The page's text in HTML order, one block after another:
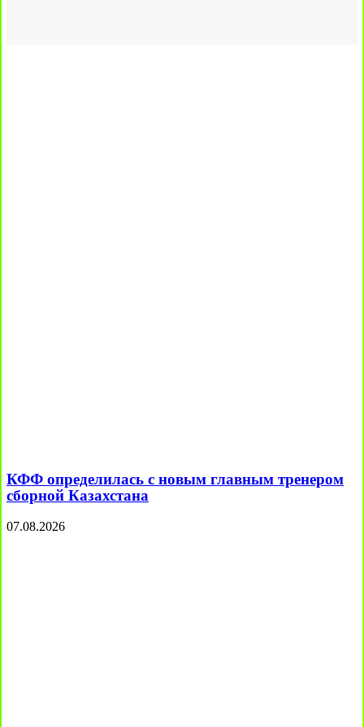
КФФ определилась с новым главным тренером
сборной Казахстана
07.08.2026